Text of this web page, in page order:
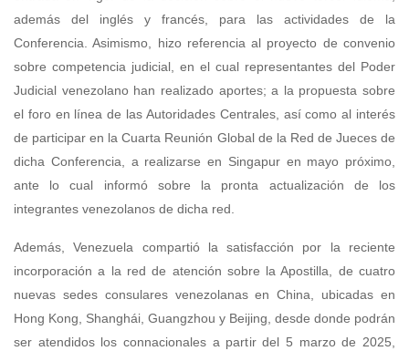
además del inglés y francés, para las actividades de la
Conferencia. Asimismo, hizo referencia al proyecto de convenio
sobre competencia judicial, en el cual representantes del Poder
Judicial venezolano han realizado aportes; a la propuesta sobre
el foro en línea de las Autoridades Centrales, así como al interés
de participar en la Cuarta Reunión Global de la Red de Jueces de
dicha Conferencia, a realizarse en Singapur en mayo próximo,
ante lo cual informó sobre la pronta actualización de los
integrantes venezolanos de dicha red.
Además, Venezuela compartió la satisfacción por la reciente
incorporación a la red de atención sobre la Apostilla, de cuatro
nuevas sedes consulares venezolanas en China, ubicadas en
Hong Kong, Shanghái, Guangzhou y Beijing, desde donde podrán
ser atendidos los connacionales a partir del 5 marzo de 2025,